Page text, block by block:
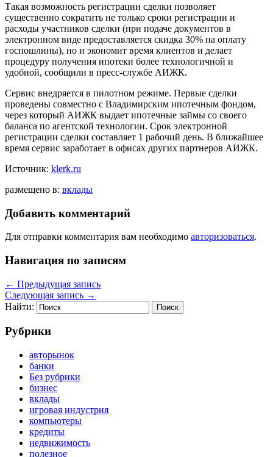
Такая возможность регистрации сделки позволяет
существенно сократить не только сроки регистрации и
расходы участников сделки (при подаче документов в
электронном виде предоставляется скидка 30% на оплату
госпошлины), но и экономит время клиентов и делает
процедуру получения ипотеки более технологичной и
удобной, сообщили в пресс-службе АИЖК.
Сервис внедряется в пилотном режиме. Первые сделки
проведены совместно с Владимирским ипотечным фондом,
через который АИЖК выдает ипотечные займы со своего
баланса по агентской технологии. Срок электронной
регистрации сделки составляет 1 рабочий день. В ближайшее
время сервис заработает в офисах других партнеров АИЖК.
Источник: klerk.ru
размещено в: вклады
Добавить комментарий
Для отправки комментария вам необходимо авторизоваться.
Навигация по записям
← Предыдущая запись
Следующая запись →
Найти:
Рубрики
авторынок
банки
Без рубрики
бизнес
вклады
игровая индустрия
компьютеры
кредиты
недвижимость
полезное